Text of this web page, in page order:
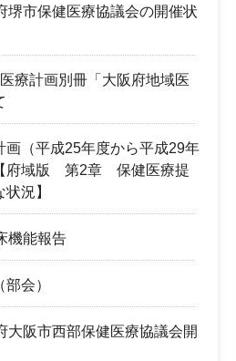
堺市保健医療協議会の開催状
療計画別冊「大阪府地域医
画（平成25年度から平成29年
府域版 第2章 保健医療提
況】
機能報告
会）
大阪市西部保健医療協議会開